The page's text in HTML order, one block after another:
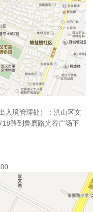
入境管理处）：洪山区文
路到鲁磨路光谷广场下